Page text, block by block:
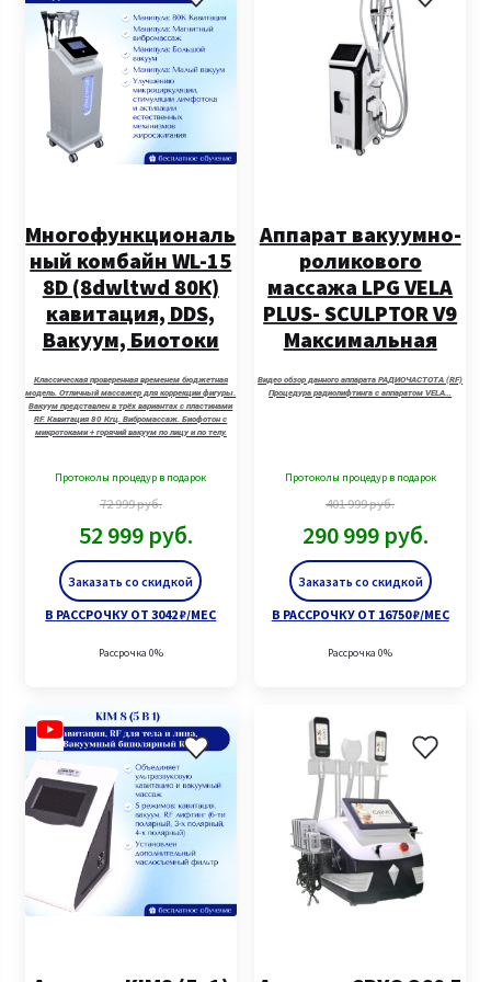
Заказать со скидкой
Многофункциональ
ный комбайн WL-15
8D (8dwltwd 80К)
кавитация, DDS,
Вакуум, Биотоки
Классическая проверенная временем бюджетная
модель. Отличный массажер для коррекции фигуры.
Вакуум представлен в трёх вариантах с пластинами
RF. Кавитация 80 Кгц. Вибромассаж. Биофотон с
микротоками + горячий вакуум по лицу и по телу.
термоодеяло, прессотерапию, вакуумно-баночный
массаж.
Протоколы процедур в подарок
72 999руб.
52 999 руб.
В РАССРОЧКУ ОТ 3042 ₽/МЕС
Рассрочка 0%
Заказать со скидкой
Аппарат вакуумно-
роликового
массажа LPG VELA
PLUS- SCULPTOR V9
Максимальная
Видео обзор данного аппарата РАДИОЧАСТОТА (RF)
Процедура радиолифтинга с аппаратом VELA…
Протоколы процедур в подарок
401 999руб.
290 999 руб.
В РАССРОЧКУ ОТ 16750 ₽/МЕС
Рассрочка 0%